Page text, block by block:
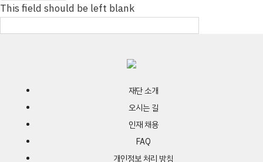
This field should be left blank
재단 소개
오시는 길
인재 채용
FAQ
개인정보 처리 방침